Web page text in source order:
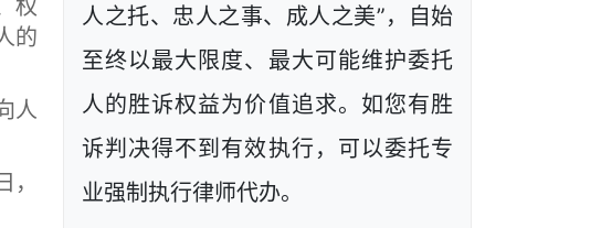
权
的
人
人之托、忠人之事、成人之美”，自始
至终以最大限度、最大可能维护委托
人的胜诉权益为价值追求。如您有胜
诉判决得不到有效执行，可以委托专
业强制执行律师代办。